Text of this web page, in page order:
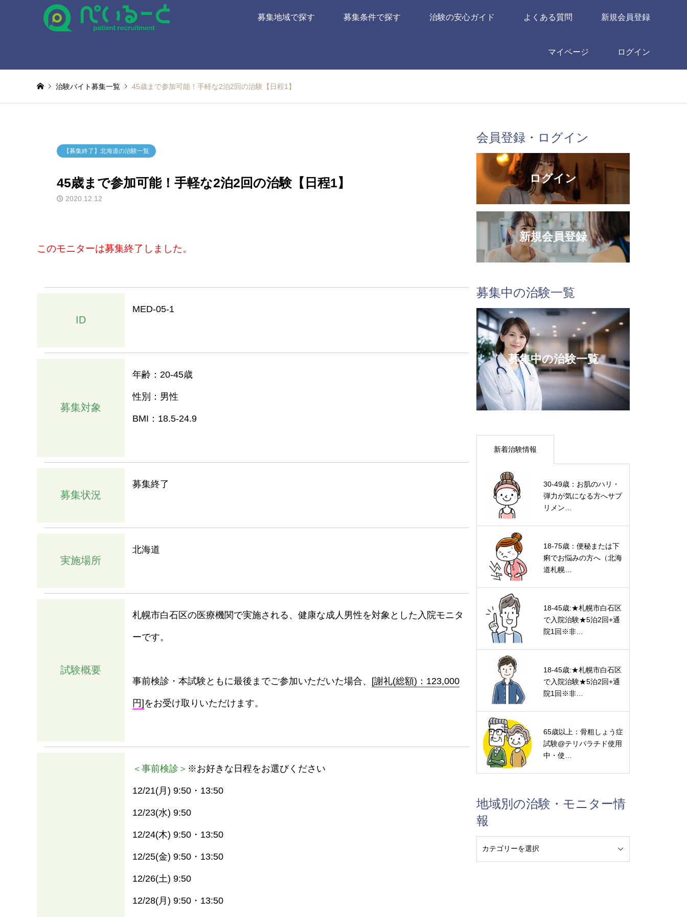
募集地域で探す 募集条件で探す 治験の安心ガイド よくある質問 新規会員登録
マイページ ログイン
治験バイト募集一覧 45歳まで参加可能！手軽な2泊2回の治験【日程1】
【募集終了】北海道の治験一覧
45歳まで参加可能！手軽な2泊2回の治験【日程1】
2020.12.12
このモニターは募集終了しました。
ID
MED-05-1
募集対象
年齢：20-45歳
性別：男性
BMI：18.5-24.9
募集状況
募集終了
実施場所
北海道
試験概要
札幌市白石区の医療機関で実施される、健康な成人男性を対象とした入院モニタ
ーです。
事前検診・本試験ともに最後までご参加いただいた場合、 [謝礼(総額)：123,000
円] をお受け取りいただけます。
＜事前検診＞ ※お好きな日程をお選びください
12/21(月) 9:50・13:50
12/23(水) 9:50
12/24(木) 9:50・13:50
12/25(金) 9:50・13:50
12/26(土) 9:50
12/28(月) 9:50・13:50
会員登録・ログイン
ログイン
新規会員登録
募集中の治験一覧
募集中の治験一覧
新着治験情報
30-49歳：お肌のハリ・
弾力が気になる方へサプ
リメン…
18-75歳：便秘または下
痢でお悩みの方へ（北海
道札幌…
18-45歳:★札幌市白石区
で入院治験★5泊2回+通
院1回※非…
18-45歳:★札幌市白石区
で入院治験★5泊2回+通
院1回※非…
65歳以上：骨粗しょう症
試験@テリパラチド使用
中・使…
地域別の治験・モニター情
報